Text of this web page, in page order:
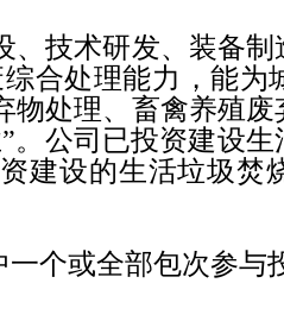
技术研发、装备
合处理能力，能为
处理、畜禽养殖
公司已投资建设生
建设的生活垃圾焚
个或全部包次参与